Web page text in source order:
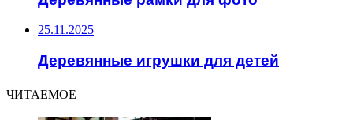
25.11.2025
Деревянные игрушки для детей
ЧИТАЕМОЕ